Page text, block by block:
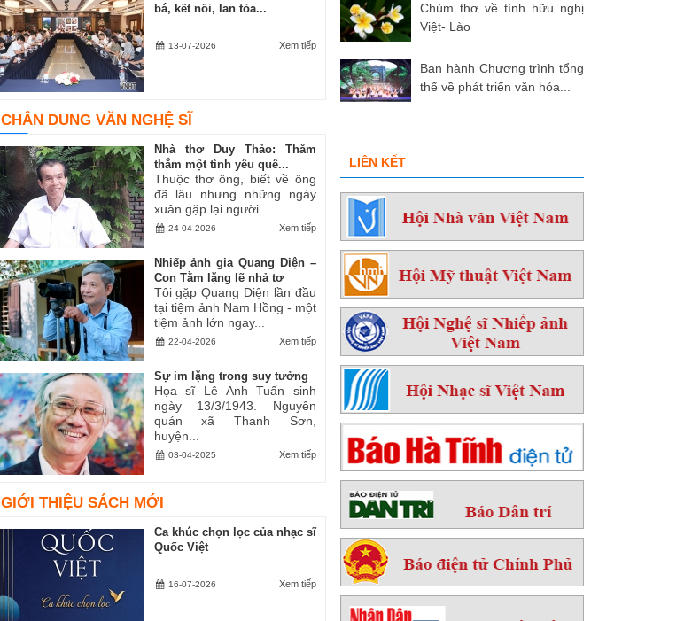
bá, kết nối, lan tỏa...
Xem tiếp
13-07-2026
CHÂN DUNG VĂN NGHỆ SĨ
Nhà thơ Duy Thảo: Thăm
thẳm một tình yêu quê...
Thuộc thơ ông, biết về ông
đã lâu nhưng những ngày
xuân gặp lại người...
Xem tiếp
24-04-2026
Nhiếp ảnh gia Quang Diện –
Con Tằm lặng lẽ nhả tơ
Tôi gặp Quang Diện lần đầu
tại tiệm ảnh Nam Hồng - một
tiệm ảnh lớn ngay...
Xem tiếp
22-04-2026
Sự im lặng trong suy tưởng
Họa sĩ Lê Anh Tuấn sinh
ngày 13/3/1943. Nguyên
quán xã Thanh Sơn,
huyện...
Xem tiếp
03-04-2025
GIỚI THIỆU SÁCH MỚI
Ca khúc chọn lọc của nhạc sĩ
Quốc Việt
Xem tiếp
16-07-2026
Chùm thơ về tình hữu nghị
Việt- Lào
Ban hành Chương trình tổng
thể về phát triển văn hóa...
LIÊN KẾT